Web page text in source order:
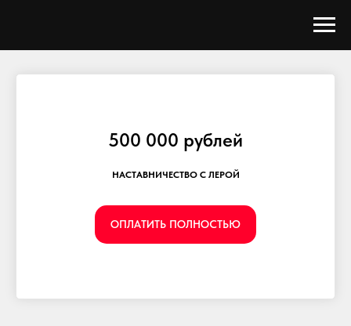
500 000 рублей
НАСТАВНИЧЕСТВО С ЛЕРОЙ
ОПЛАТИТЬ ПОЛНОСТЬЮ